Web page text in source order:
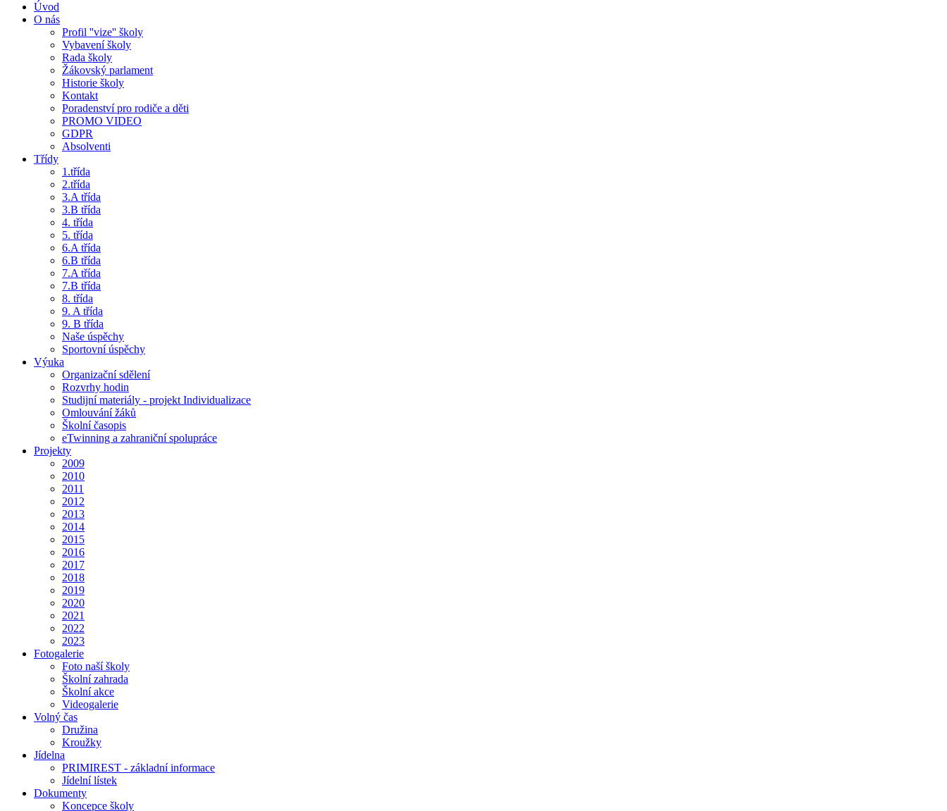
Úvod
O nás
Profil ''vize'' školy
Vybavení školy
Rada školy
Žákovský parlament
Historie školy
Kontakt
Poradenství pro rodiče a děti
PROMO VIDEO
GDPR
Absolventi
Třídy
1.třída
2.třída
3.A třída
3.B třída
4. třída
5. třída
6.A třída
6.B třída
7.A třída
7.B třída
8. třída
9. A třída
9. B třída
Naše úspěchy
Sportovní úspěchy
Výuka
Organizační sdělení
Rozvrhy hodin
Studijní materiály - projekt Individualizace
Omlouvání žáků
Školní časopis
eTwinning a zahraniční spolupráce
Projekty
2009
2010
2011
2012
2013
2014
2015
2016
2017
2018
2019
2020
2021
2022
2023
Fotogalerie
Foto naší školy
Školní zahrada
Školní akce
Videogalerie
Volný čas
Družina
Kroužky
Jídelna
PRIMIREST - základní informace
Jídelní lístek
Dokumenty
Koncepce školy